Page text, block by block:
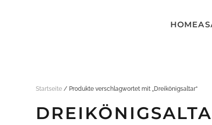
HOME
Startseite / Produkte verschlagwortet mit „Dreikönigsaltar“